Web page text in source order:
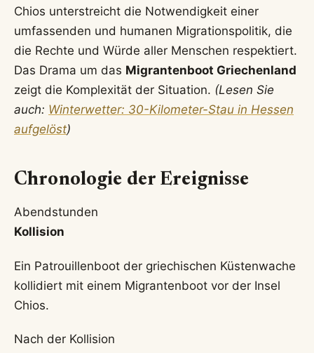
Chios unterstreicht die Notwendigkeit einer
umfassenden und humanen Migrationspolitik, die
die Rechte und Würde aller Menschen respektiert.
Das Drama um das Migrantenboot Griechenland
zeigt die Komplexität der Situation. (Lesen Sie
auch: Winterwetter: 30-Kilometer-Stau in Hessen
aufgelöst)
Chronologie der Ereignisse
Abendstunden
Kollision
Ein Patrouillenboot der griechischen Küstenwache
kollidiert mit einem Migrantenboot vor der Insel
Chios.
Nach der Kollision